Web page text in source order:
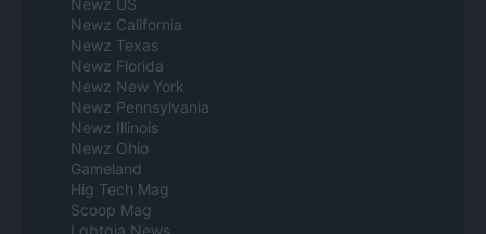
Newz California
Newz Texas
Newz Florida
Newz New York
Newz Pennsylvania
Newz Illinois
Newz Ohio
Gameland
Hig Tech Mag
Scoop Mag
Lgbtqia News